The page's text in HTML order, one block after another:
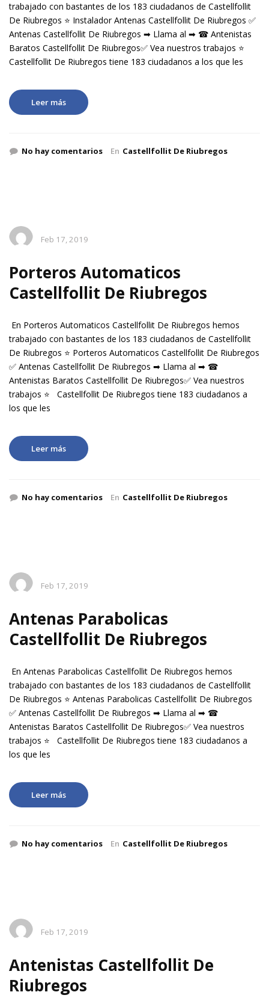
trabajado con bastantes de los 183 ciudadanos de Castellfollit
De Riubregos ⭐ Instalador Antenas Castellfollit De Riubregos ✅
Antenas Castellfollit De Riubregos ➡ Llama al ➡ ☎ Antenistas
Baratos Castellfollit De Riubregos✅ Vea nuestros trabajos ⭐
Castellfollit De Riubregos tiene 183 ciudadanos a los que les
Leer más
No hay comentarios En Castellfollit De Riubregos
Feb 17, 2019
Porteros Automaticos
Castellfollit De Riubregos
En Porteros Automaticos Castellfollit De Riubregos hemos
trabajado con bastantes de los 183 ciudadanos de Castellfollit
De Riubregos ⭐ Porteros Automaticos Castellfollit De Riubregos
✅ Antenas Castellfollit De Riubregos ➡ Llama al ➡ ☎
Antenistas Baratos Castellfollit De Riubregos✅ Vea nuestros
trabajos ⭐ Castellfollit De Riubregos tiene 183 ciudadanos a
los que les
Leer más
No hay comentarios En Castellfollit De Riubregos
Feb 17, 2019
Antenas Parabolicas
Castellfollit De Riubregos
En Antenas Parabolicas Castellfollit De Riubregos hemos
trabajado con bastantes de los 183 ciudadanos de Castellfollit
De Riubregos ⭐ Antenas Parabolicas Castellfollit De Riubregos
✅ Antenas Castellfollit De Riubregos ➡ Llama al ➡ ☎
Antenistas Baratos Castellfollit De Riubregos✅ Vea nuestros
trabajos ⭐ Castellfollit De Riubregos tiene 183 ciudadanos a
los que les
Leer más
No hay comentarios En Castellfollit De Riubregos
Feb 17, 2019
Antenistas Castellfollit De
Riubregos